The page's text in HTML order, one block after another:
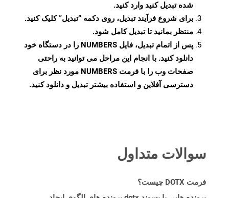
شده تبدیل کنید وارد کنید.
برای شروع فرآیند تبدیل، روی دکمه “تبدیل” کلیک کنید.
منتظر بمانید تا تبدیل کامل شود.
پس از اتمام تبدیل، فایل NUMBERS را در دستگاه خود
دانلود کنید. با انجام این مراحل می توانید به راحتی
صفحات وب را با فرمت NUMBERS مورد نظر برای
دسترسی آفلاین و استفاده بیشتر تبدیل و دانلود کنید.
سوالات متداول
فرمت DOTX چیست؟